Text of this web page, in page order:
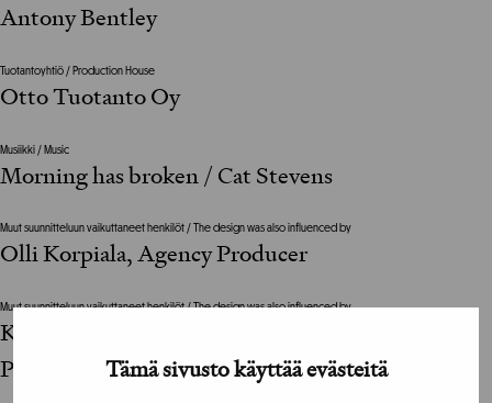
Tämä sivusto käyttää evästeitä
Antony Bentley
Tuotantoyhtiö / Production House
Otto Tuotanto Oy
Musiikki / Music
Morning has broken / Cat Stevens
Muut suunnitteluun vaikuttaneet henkilöt / The design was also influenced by
Olli Korpiala, Agency Producer
Muut suunnitteluun vaikuttaneet henkilöt / The design was also influenced by
Kimmo Vehviläinen, Minna Kuukka, Tapani
Perttu